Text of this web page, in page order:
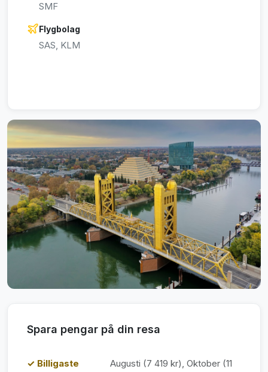
SMF
Flygbolag
SAS, KLM
Spara pengar på din resa
✓ Billigaste
Augusti (7 419 kr), Oktober (11